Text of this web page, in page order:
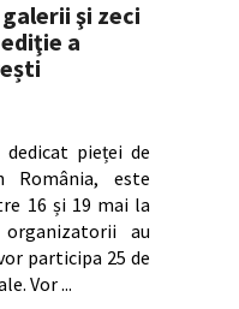
galerii şi zeci
a
dedicat pieței de
România, este
16 și 19 mai la
au
participa 25 de
Vor